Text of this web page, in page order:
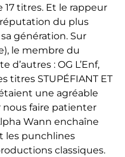
titres. Et le rappeur
du plus
génération. Sur
le membre du
d’autres : OG L’Enf,
titres STUPÉFIANT ET
une agréable
nous faire patienter
Wann enchaîne
les punchlines
classiques.